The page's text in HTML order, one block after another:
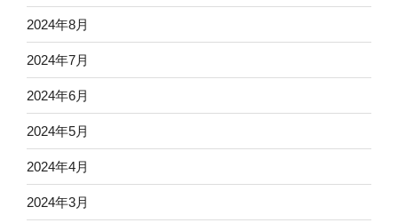
2024年8月
2024年7月
2024年6月
2024年5月
2024年4月
2024年3月